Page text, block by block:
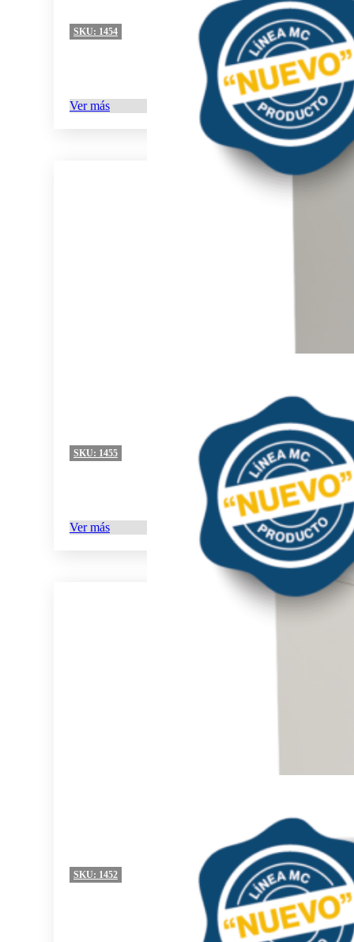
SKU: 1454
Ver más
SKU: 1455
Ver más
SKU: 1452